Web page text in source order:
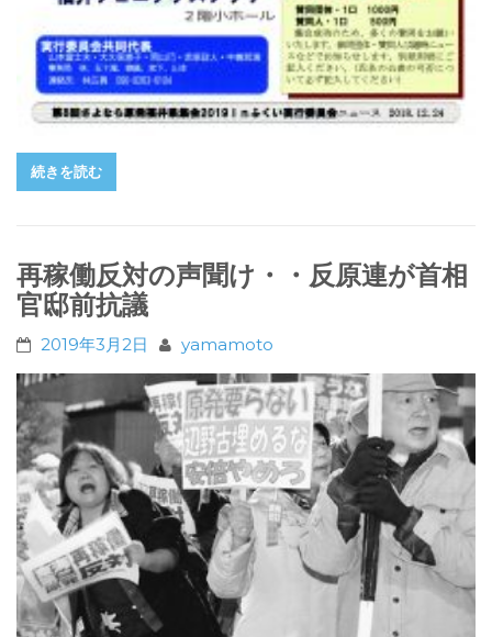
続きを読む
再稼働反対の声聞け・・反原連が首相
官邸前抗議
2019年3月2日 yamamoto